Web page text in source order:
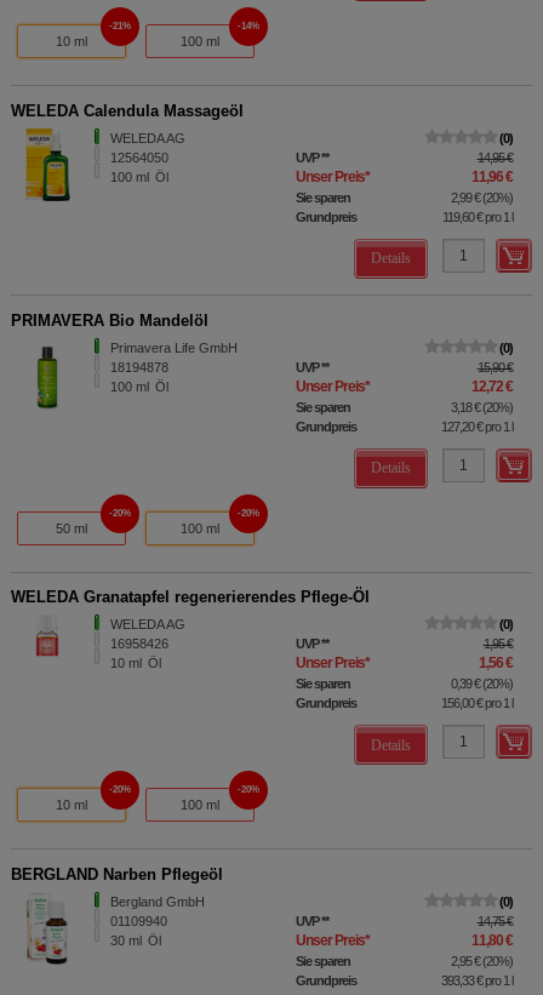
10 ml
21%
100 ml
14%
WELEDA Calendula Massageöl
WELEDA AG
12564050
100 ml Öl
0
UVP** 14,95 €
Unser Preis* 11,96 €
Sie sparen 2,99 €(20%)
Grundpreis
119,60 €pro 1 l
Details
PRIMAVERA Bio Mandelöl
Primavera Life GmbH
18194878
100 ml Öl
0
UVP** 15,90 €
Unser Preis* 12,72 €
Sie sparen 3,18 €(20%)
Grundpreis
127,20 €pro 1 l
Details
50 ml
20%
100 ml
20%
WELEDA Granatapfel regenerierendes Pflege-Öl
WELEDA AG
16958426
10 ml Öl
0
UVP** 1,95 €
Unser Preis* 1,56 €
Sie sparen 0,39 €(20%)
Grundpreis
156,00 €pro 1 l
Details
10 ml
20%
100 ml
20%
BERGLAND Narben Pflegeöl
Bergland GmbH
01109940
30 ml Öl
0
UVP** 14,75 €
Unser Preis* 11,80 €
Sie sparen 2,95 €(20%)
Grundpreis
393,33 €pro 1 l